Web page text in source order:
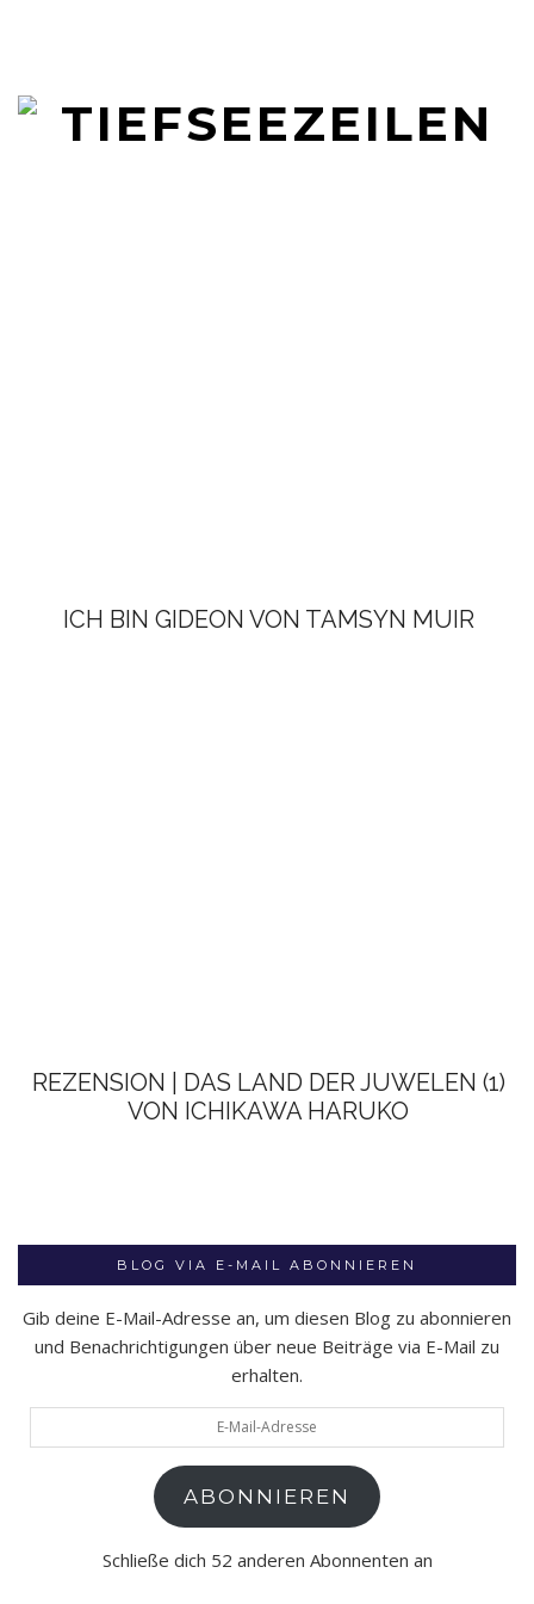
ICH BIN GIDEON VON TAMSYN MUIR
REZENSION | DAS LAND DER JUWELEN (1)
VON ICHIKAWA HARUKO
BLOG VIA E-MAIL ABONNIEREN
Gib deine E-Mail-Adresse an, um diesen Blog zu abonnieren
und Benachrichtigungen über neue Beiträge via E-Mail zu
erhalten.
Mail-
ABONNIEREN
Schließe dich 52 anderen Abonnenten an